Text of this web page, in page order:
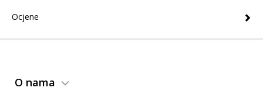
Ocjene
O nama